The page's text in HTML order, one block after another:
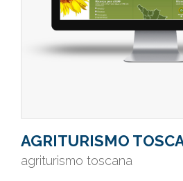
AGRITURISMO
agriturismo toscana